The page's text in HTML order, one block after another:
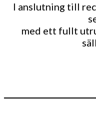
I anslutning till
med ett fullt